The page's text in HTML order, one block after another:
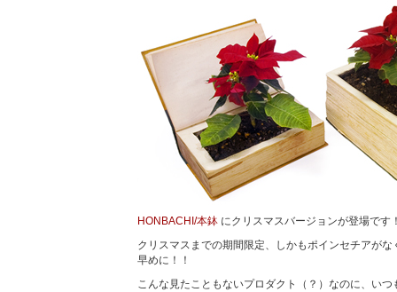
HONBACHI/本鉢 にクリスマスバージョンが登場です
クリスマスまでの期間限定、しかもポインセチアが
早めに！！
こんな見たこともないプロダクト（？）なのに、い